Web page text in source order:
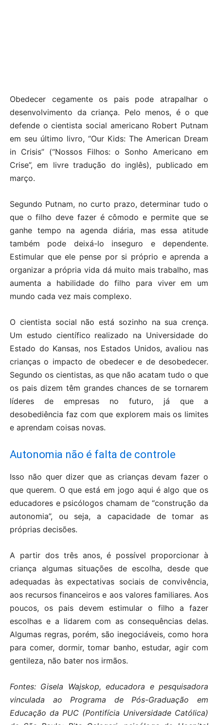
Obedecer cegamente os pais pode atrapalhar o
desenvolvimento da criança. Pelo menos, é o que
defende o cientista social americano Robert Putnam
em seu último livro, “Our Kids: The American Dream
in Crisis” (“Nossos Filhos: o Sonho Americano em
Crise”, em livre tradução do inglês), publicado em
março.
Segundo Putnam, no curto prazo, determinar tudo o
que o filho deve fazer é cômodo e permite que se
ganhe tempo na agenda diária, mas essa atitude
também pode deixá-lo inseguro e dependente.
Estimular que ele pense por si próprio e aprenda a
organizar a própria vida dá muito mais trabalho, mas
aumenta a habilidade do filho para viver em um
mundo cada vez mais complexo.
O cientista social não está sozinho na sua crença.
Um estudo científico realizado na Universidade do
Estado do Kansas, nos Estados Unidos, avaliou nas
crianças o impacto de obedecer e de desobedecer.
Segundo os cientistas, as que não acatam tudo o que
os pais dizem têm grandes chances de se tornarem
líderes de empresas no futuro, já que a
desobediência faz com que explorem mais os limites
e aprendam coisas novas.
Autonomia não é falta de controle
Isso não quer dizer que as crianças devam fazer o
que querem. O que está em jogo aqui é algo que os
educadores e psicólogos chamam de “construção da
autonomia”, ou seja, a capacidade de tomar as
próprias decisões.
A partir dos três anos, é possível proporcionar à
criança algumas situações de escolha, desde que
adequadas às expectativas sociais de convivência,
aos recursos financeiros e aos valores familiares. Aos
poucos, os pais devem estimular o filho a fazer
escolhas e a lidarem com as consequências delas.
Algumas regras, porém, são inegociáveis, como hora
para comer, dormir, tomar banho, estudar, agir com
gentileza, não bater nos irmãos.
Fontes: Gisela Wajskop, educadora e pesquisadora
vinculada ao Programa de Pós-Graduação em
Educação da PUC (Pontifícia Universidade Católica)